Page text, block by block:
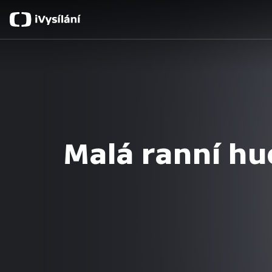
Malá ranní